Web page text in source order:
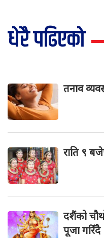
धेरै पढिएको
तनाव
राति ९
दशैंको
पूजा गरिँदै